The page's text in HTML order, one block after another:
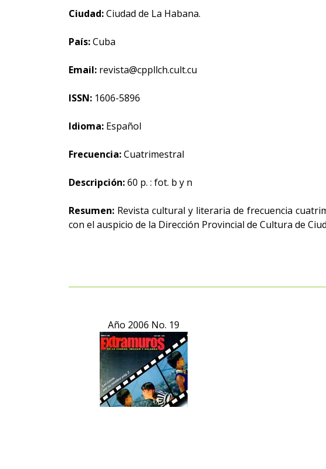
Ciudad:Ciudad de La Habana.
País:Cuba
Email: revista@cppllch.cult.cu
ISSN: 1606-5896
Idioma: Español
Frecuencia:Cuatrimestral
Descripción:60 p. : fot. b y n
Resumen: Revista cultural y literaria de frecuencia
con el auspicio de la Dirección Provincial de Cultura de
Año 2006 No. 19